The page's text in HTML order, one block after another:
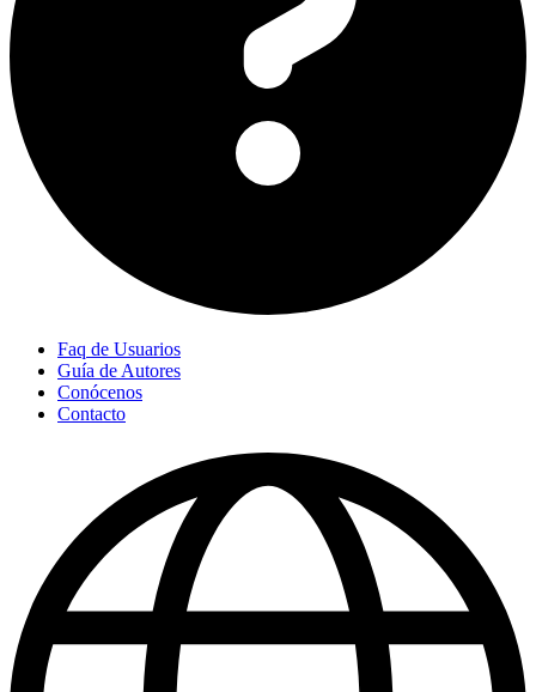
Faq de Usuarios
Guía de Autores
Conócenos
Contacto